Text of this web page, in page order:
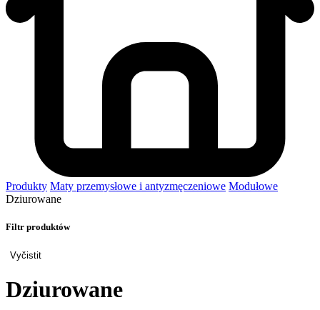
Produkty Maty przemysłowe i antyzmęczeniowe Modułowe
Dziurowane
Filtr produktów
Vyčistit
Dziurowane